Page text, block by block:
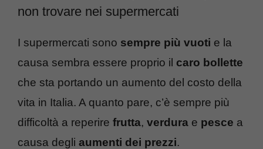
non trovare nei supermercati
I supermercati sono sempre più vuoti e la
causa sembra essere proprio il caro bollette
che sta portando un aumento del costo della
vita in Italia. A quanto pare, c’è sempre più
difficoltà a reperire frutta, verdura e pesce a
causa degli aumenti dei prezzi.